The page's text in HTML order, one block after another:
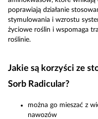
poprawiają działanie
stymulowania i wzrostu
życiowe roślin i wspomaga
roślinie.
Jakie są korzyści ze
Sorb Radicular?
można go mieszać z
nawozów